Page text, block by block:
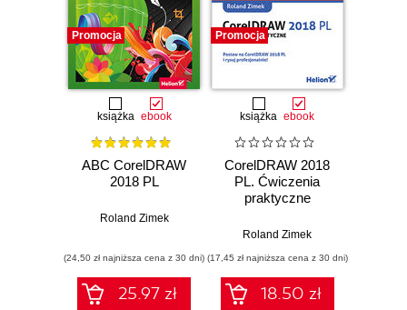
Promocja
książka ebook
ABC CorelDRAW
2018 PL
Roland Zimek
(24,50 zł najniższa cena z 30 dni)
25.97 zł
Promocja
książka ebook
CorelDRAW 2018
PL. Ćwiczenia
praktyczne
Roland Zimek
(17,45 zł najniższa cena z 30 dni)
18.50 zł